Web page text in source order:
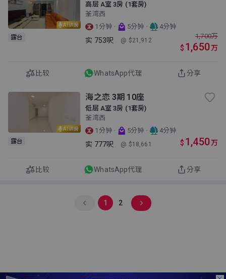
AI讲房
露台
高层 A室 3房 (1套房)
荃湾西
1分钟 · 5分钟 · 4分钟
实 753呎 @ $21,912
1,700万
$ 1,650万
比较 WhatsApp代理 分享
AI讲房
露台
海之恋 3期 10座
低层 A室 3房 (1套房)
荃湾西
1分钟 · 5分钟 · 4分钟
实 777呎 @ $18,661 $ 1,450万
比较 WhatsApp代理 分享
1 2